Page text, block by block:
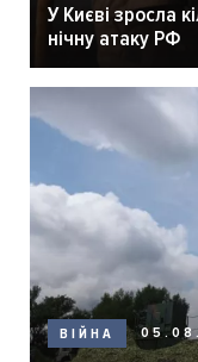
У Києві зросла
нічну атаку РФ
ВІЙНА